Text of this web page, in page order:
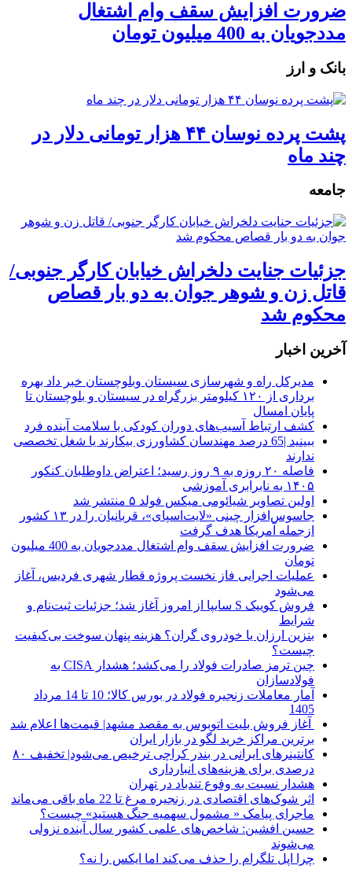
ضرورت افزایش سقف وام اشتغال
مددجویان به 400 میلیون تومان
بانک و ارز
پشت پرده نوسان ۴۴ هزار تومانی دلار در
چند ماه
جامعه
جزئیات جنایت دلخراش خیابان کارگر جنوبی/
قاتل زن و شوهر جوان به دو بار قصاص
محکوم شد
آخرین اخبار
مدیرکل راه و شهرسازی سیستان وبلوچستان خبر داد بهره
برداری از ۱۲۰ کیلومتر بزرگراه در سیستان و بلوچستان تا
پایان امسال
کشف ارتباط آسیب‌های دوران کودکی با سلامت آینده فرد
ببینید |65 درصد مهندسان کشاورزی بیکارند یا شغل تخصصی
ندارند
فاصله ۲۰ روزه به ۹ روز رسید؛ اعتراض داوطلبان کنکور
۱۴۰۵ به نابرابری آموزشی
اولین تصاویر شیائومی میکس فولد ۵ منتشر شد
جاسوس‌افزار چینی «لایت‌اسپای»، قربانیان را در ۱۳ کشور
ازجمله آمریکا هدف گرفت
ضرورت افزایش سقف وام اشتغال مددجویان به 400 میلیون
تومان
عملیات اجرایی فاز نخست پروژه قطار شهری فردیس، آغاز
می‌شود
فروش کوییک S سایپا از امروز آغاز شد؛ جزئیات ثبت‌نام و
شرایط
بنزین ارزان یا خودروی گران؟ هزینه پنهان سوخت بی‌کیفیت
چیست؟
چین ترمز صادرات فولاد را می‌کشد؛ هشدار CISA به
فولادسازان
آمار معاملات زنجیره فولاد در بورس کالا؛ 10 تا 14 مرداد
1405
آغاز فروش بلیت اتوبوس به مقصد مشهد| قیمت‌ها اعلام شد
برترین مراکز خرید لگو در بازار ایران
کانتینرهای ایرانی در بندر کراچی ترخیص می‌شود| تخفیف ۸۰
درصدی برای هزینه‌های انبارداری
هشدار نسبت به وفوع تندباد در تهران
اثر شوک‌های اقتصادی در زنجیره مرغ تا 22 ماه باقی می‌ماند
ماجرای پیامک « مشمول سهمیه جنگ هستید» چیست؟
حسین افشین: شاخص‌های علمی کشور سال آینده نزولی
می‌شوند
چرا اپل تلگرام را حذف می‌کند اما ایکس را نه؟